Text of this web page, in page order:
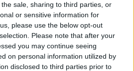
sale, sharing to third parties, or
or sensitive information for
please use the below opt-out
Please note that after your
you may continue seeing
on personal information utilized by
disclosed to third parties prior to
και οι βαριοί
άσφαλτο», είπε
ομιλία του.
του gMotion στοFacebook!